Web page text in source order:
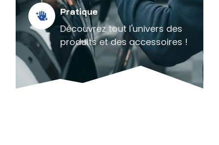
Pratique
Découvrez tout l'univers des
produits et des accessoires !